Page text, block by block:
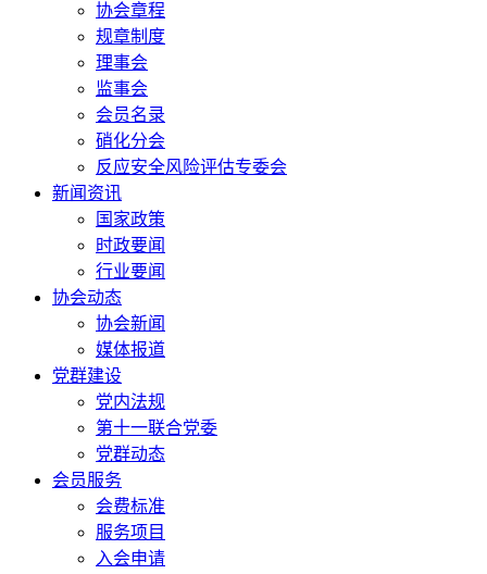
协会章程
规章制度
理事会
监事会
会员名录
硝化分会
反应安全风险评估专委会
新闻资讯
国家政策
时政要闻
行业要闻
协会动态
协会新闻
媒体报道
党群建设
党内法规
第十一联合党委
党群动态
会员服务
会费标准
服务项目
入会申请